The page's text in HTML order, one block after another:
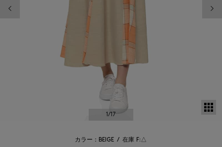
1/17
カラー：BEIGE / 在庫 F:△